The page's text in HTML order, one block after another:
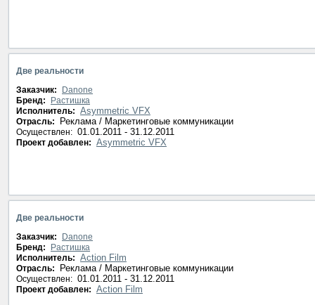
Две реальности
Заказчик:
Danone
Бренд:
Растишка
Исполнитель: Asymmetric VFX
Отрасль: Реклама / Маркетинговые коммуникации
Осуществлен: 01.01.2011 - 31.12.2011
Проект добавлен: Asymmetric VFX
Две реальности
Заказчик:
Danone
Бренд:
Растишка
Исполнитель: Action Film
Отрасль: Реклама / Маркетинговые коммуникации
Осуществлен: 01.01.2011 - 31.12.2011
Проект добавлен: Action Film